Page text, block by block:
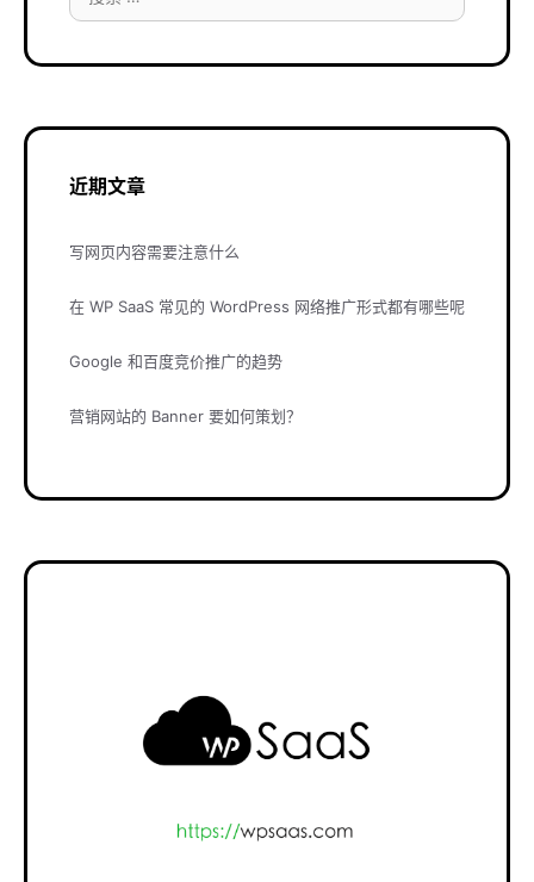
索：
近期文章
写网页内容需要注意什么
在 WP SaaS 常见的 WordPress 网络推广形式都有哪些呢
Google 和百度竞价推广的趋势
营销网站的 Banner 要如何策划？